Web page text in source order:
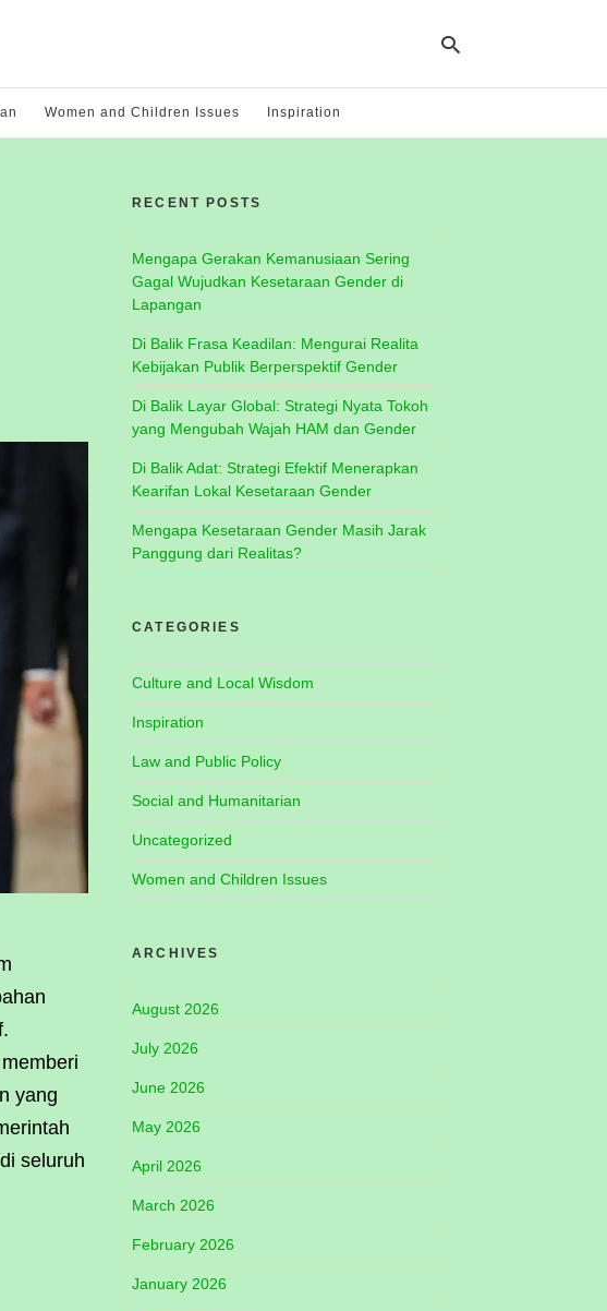
Women and Children Issues Inspiration
yang
seluruh
RECENT POSTS
Mengapa Gerakan Kemanusiaan Sering
Gagal Wujudkan Kesetaraan Gender di
Lapangan
Di Balik Frasa Keadilan: Mengurai Realita
Kebijakan Publik Berperspektif Gender
Di Balik Layar Global: Strategi Nyata Tokoh
yang Mengubah Wajah HAM dan Gender
Di Balik Adat: Strategi Efektif Menerapkan
Kearifan Lokal Kesetaraan Gender
Mengapa Kesetaraan Gender Masih Jarak
Panggung dari Realitas?
CATEGORIES
Culture and Local Wisdom
Inspiration
Law and Public Policy
Social and Humanitarian
Uncategorized
Women and Children Issues
ARCHIVES
August 2026
July 2026
June 2026
May 2026
April 2026
March 2026
February 2026
January 2026